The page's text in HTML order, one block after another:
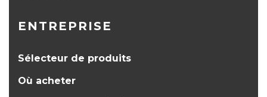
ENTREPRISE
Sélecteur de produits
Où acheter